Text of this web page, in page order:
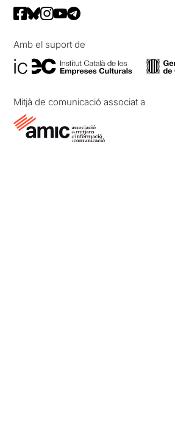
Amb el suport de
Mitjà de comunicació associat a